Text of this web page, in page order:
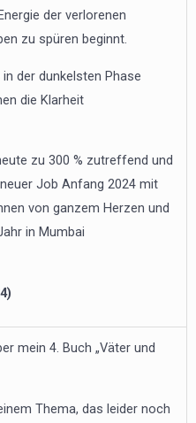
der verlorenen
zu spüren beginnt.
der dunkelsten Phase
die Klarheit
zu 300 % zutreffend und
Job Anfang 2024 mit
von ganzem Herzen und
in Mumbai
mein 4. Buch „Väter und
Thema, das leider noch